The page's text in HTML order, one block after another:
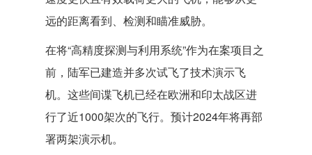
远的距离看到、检测和瞄准威胁。
在将“高精度探测与利用系统”作为在案项目之
前，陆军已建造并多次试飞了技术演示飞
机。这些间谍飞机已经在欧洲和印太战区进
行了近1000架次的飞行。预计2024年将再部
署两架演示机。